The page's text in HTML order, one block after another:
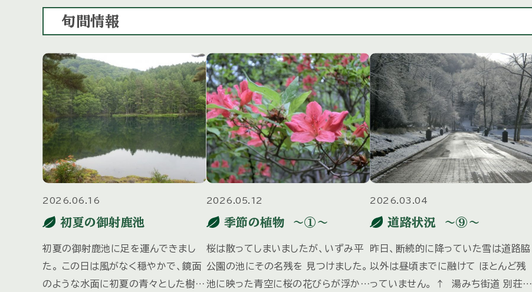
旬間情報
2026.06.16
初夏の御射鹿池
初夏の御射鹿池に足を運んできまし
た。 この日は風がなく穏やかで、鏡面
のような水面に初夏の青々とした樹木
2026.05.12
季節の植物 ～①～
桜は散ってしまいましたが、いずみ平
公園の池にその名残を 見つけました。
池に映った青空に桜の花びらが浮かび
2026.03.04
道路状況 ～⑨～
昨日、断続的に降っていた雪は道路脇
以外は昼頃までに融けて ほとんど残
っていません。 ↑ 湯みち街道 別荘地